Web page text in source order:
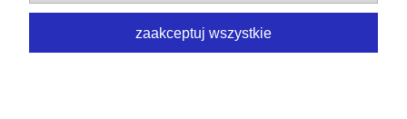
zaakceptuj wszystkie